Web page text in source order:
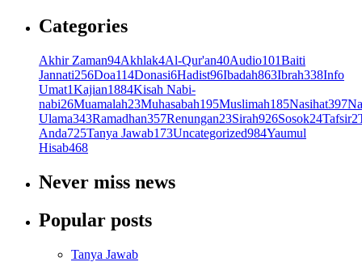
Categories
Akhir Zaman94Akhlak4Al-Qur'an40Audio101Baiti
Jannati256Doa114Donasi6Hadist96Ibadah863Ibrah338Info
Umat1Kajian1884Kisah Nabi-
nabi26Muamalah23Muhasabah195Muslimah185Nasihat397
Ulama343Ramadhan357Renungan23Sirah926Sosok24Tafsir2
Anda725Tanya Jawab173Uncategorized984Yaumul
Hisab468
Never miss news
Popular posts
Tanya Jawab